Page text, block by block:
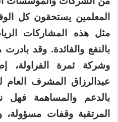
المعلمين يستحقون كل
مثل هذه المشاركات
بالنفع والفائدة. وقد
وشركة ثمرة الفراولة،
عبدالرزاق المشرف العام
بالدعم والمساهمة فهل
المرتقبة وقفات